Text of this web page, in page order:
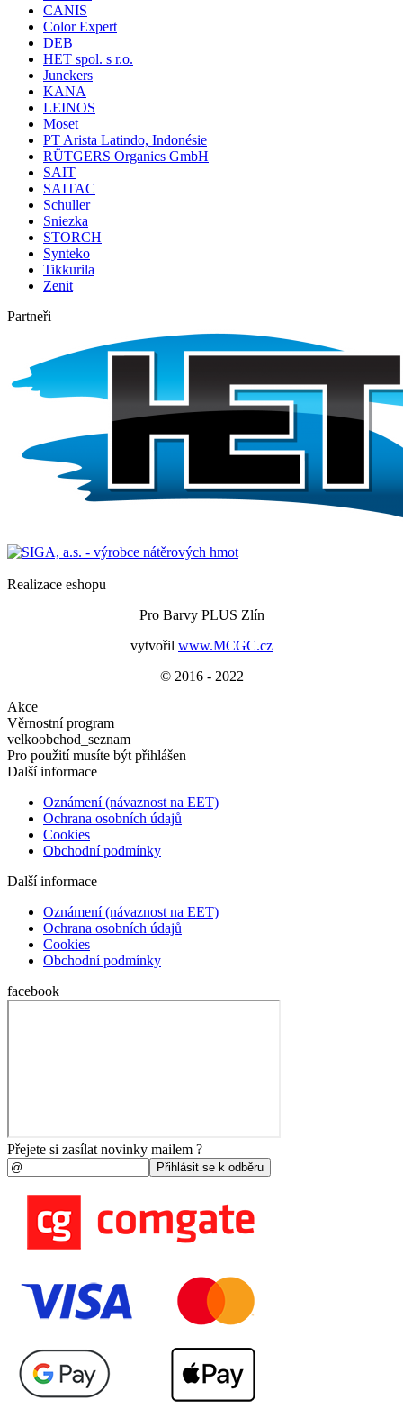
CANIS
Color Expert
DEB
HET spol. s r.o.
Junckers
KANA
LEINOS
Moset
PT Arista Latindo, Indonésie
RÜTGERS Organics GmbH
SAIT
SAITAC
Schuller
Sniezka
STORCH
Synteko
Tikkurila
Zenit
Partneři
Realizace eshopu
Pro Barvy PLUS Zlín
vytvořil www.MCGC.cz
© 2016 - 2022
Akce
Věrnostní program
velkoobchod_seznam
Pro použití musíte být přihlášen
Další informace
Oznámení (návaznost na EET)
Ochrana osobních údajů
Cookies
Obchodní podmínky
Další informace
Oznámení (návaznost na EET)
Ochrana osobních údajů
Cookies
Obchodní podmínky
facebook
Přejete si zasílat novinky mailem ?